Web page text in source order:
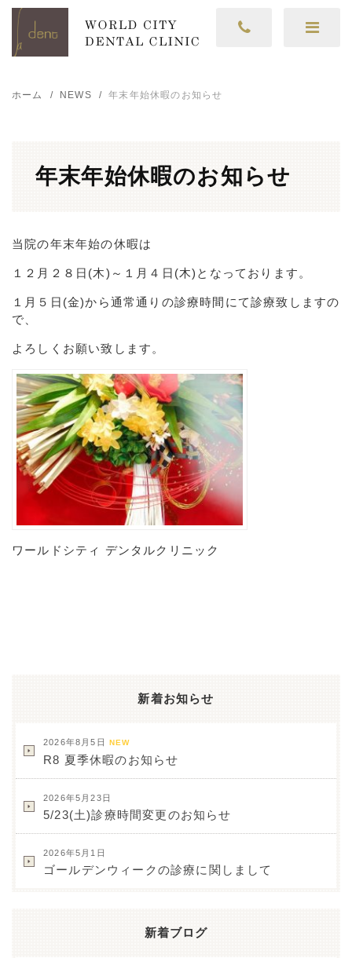
ホーム NEWS 年末年始休暇のお知らせ
年末年始休暇のお知らせ
当院の年末年始の休暇は
１２月２８ 日(木)～１月４日(木) となっております。
１月５日(金)から通常通りの診療時間にて診療致しますの
で、
よろしくお願い致します。
ワールドシティ デンタルクリニック
新着お知らせ
2026年8月5日 NEW
R8 夏季休暇のお知らせ
2026年5月23日
5/23(土)診療時間変更のお知らせ
2026年5月1日
ゴールデンウィークの診療に関しまして
新着ブログ